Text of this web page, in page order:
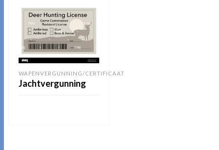
WAPENVERGUNNING/CERTIFICAAT
Jachtvergunning